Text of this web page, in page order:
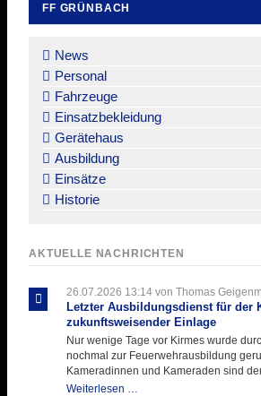
FF GRÜNBACH
überspringen
News
Personal
Fahrzeuge
Einsatzbekleidung
Gerätehaus
Ausbildung
Einsätze
Historie
AKTUELLE NACHRICHTEN
26.07.2026 13:14von Thomas
Letzter Ausbildungsdienst für der
zukunftsweisender Einlage
Nur wenige Tage vor Kirmes wurde
nochmal zur Feuerwehrausbildung
Kameradinnen und Kameraden sind
Weiterlesen …